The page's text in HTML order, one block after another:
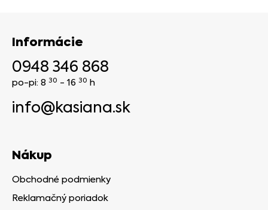
Informácie
0948 346 868
po-pi: 8 30 - 16 30 h
info@kasiana.sk
Nákup
Obchodné podmienky
Reklamačný poriadok